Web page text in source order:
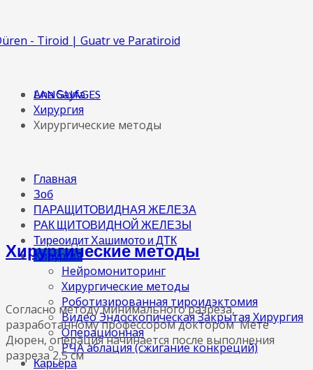
LANGUAGES
Главная
Зоб
ПАРАЩИТОВИДНАЯ ЖЕЛЕЗА
РАК ЩИТОВИДНОЙ ЖЕЛЕЗЫ
Тиреоидит Хашимото и ДТК
Хирургия
Нейромониторинг
Хирургические методы
Роботизированная тироидэктомия
Видео Эндоскопическая Закрытая Хирургия
Операционная
РЧА аблация (сжигание конкреций)
Карьера
Ana Sayfa
Хирургия
Хирургические методы
Хирургические методы
Согласно методу минимального разреза,
разработанному профессором доктором Мете
Дюрен, операция начинается после выполнения
разреза 2,5 см